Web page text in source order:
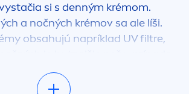
si s denným krémom.
a nočných krémov sa ale líši.
obsahujú napríklad UV filtre,